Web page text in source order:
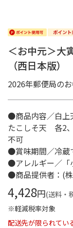
＜お中元＞大
（西日本版）
2026年郵便局の
●商品内容／白上
たこしそ天 各2
不可
●賞味期間／冷
●アレルギー／「
●商品提供者：(
4,428円(送料・
※軽減税率対象
配送先が限られてい